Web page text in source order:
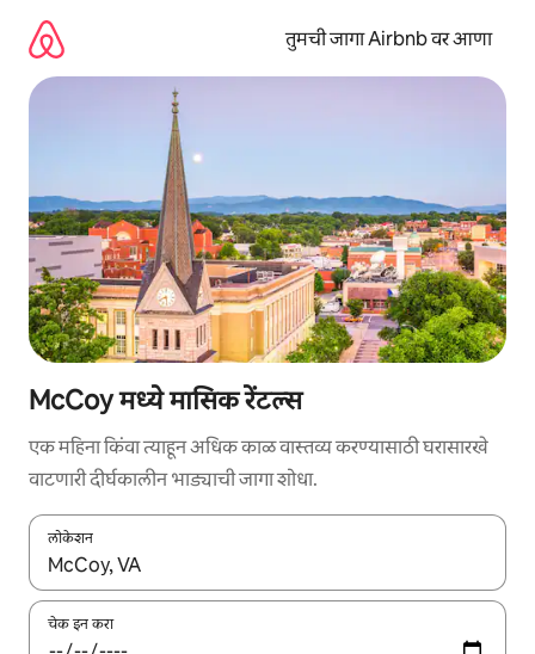
तुमची जागा Airbnb वर आणा
McCoy मध्ये मासिक रेंटल्स
एक महिना किंवा त्याहून अधिक काळ वास्तव्य करण्यासाठी घरासारखे
वाटणारी दीर्घकालीन भाड्याची जागा शोधा.
लोकेशन
जेव्हा परिणाम उपलब्ध असतील, तेव्हा वरच्या आणि खाली बाणांच्या किजसह
चेक इन करा